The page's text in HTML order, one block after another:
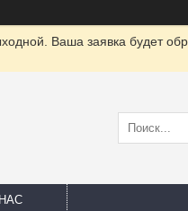
Ваша заявка будет